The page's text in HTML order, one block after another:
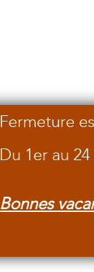
Fermeture
Du 1er au
Bonnes